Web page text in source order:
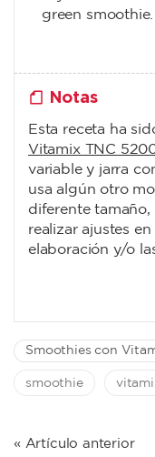
green smoothie.
Notas
Esta receta ha
Vitamix TNC
variable y jarra
usa algún otro
diferente tamaño,
realizar ajustes
elaboración y/o
Smoothies con
smoothie
NAVEGACIÓN
« Artículo anterior